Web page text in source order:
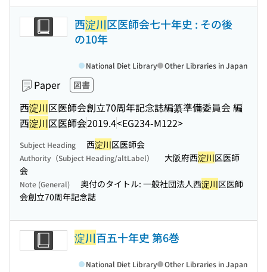
西淀川区医師会七十年史 : その後
の10年
Paper 図書
西淀川区医師会創立70周年記念誌編纂準備委員会 編
西淀川区医師会2019.4<EG234-M122>
National Diet Library Other Libraries in Japan
Subject Heading 西淀川区医師会
Authority（Subject Heading/altLabel） 大阪府西淀川区医師
会
Note (General) 奥付のタイトル: 一般社団法人西淀川区医師
会創立70周年記念誌
淀川百五十年史 第6巻
National Diet Library Other Libraries in Japan